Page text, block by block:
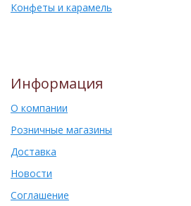
Конфеты и карамель
Информация
О компании
Розничные магазины
Доставка
Новости
Соглашение